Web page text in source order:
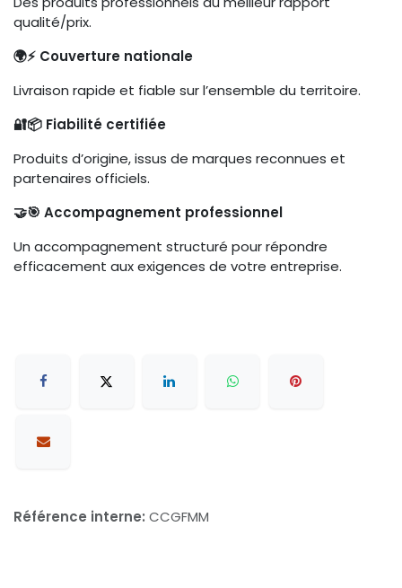
qualité/prix.
🌍⚡ Couverture nationale
Livraison rapide et fiable sur l’ensemble du territoire.
🔐📦 Fiabilité certifiée
Produits d’origine, issus de marques reconnues et
partenaires officiels.
🤝🎯 Accompagnement professionnel
Un accompagnement structuré pour répondre
efficacement aux exigences de votre entreprise.
Référence interne: CCGFMM